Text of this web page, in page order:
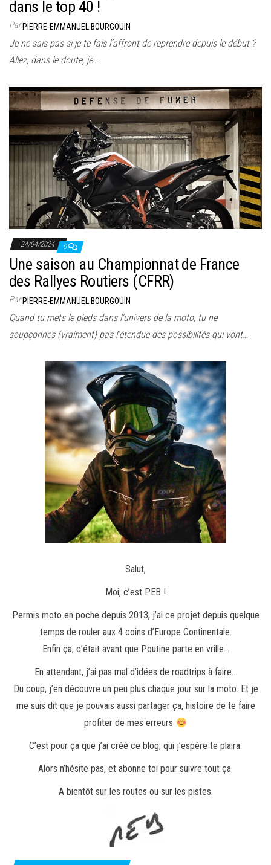
dans le top 40 !
ParPIERRE-EMMANUEL BOURGOUIN
Je ne sais pas si je te fais l’affront de reprendre depuis le début ?
Allez, dans le doute, je…
24/04/2024 0
Une saison au Championnat de France
des Rallyes Routiers (CFRR)
ParPIERRE-EMMANUEL BOURGOUIN
Quand tu mets le pieds dans l’univers de la moto, tu ne
soupçonnes (vraiment) pas l’étendue des possibilités qui vont…
Salut,
Moi, c’est PEB !
Permis moto en poche depuis 2013, j’ai ce projet depuis quelque
temps de rouler aux 4 coins d’Europe Continentale.
Enfin ça, c’était avant que Poutine parte en vrille…
En attendant, j’ai pas mal d’idées de roadtrips à faire…
Du coup, j’en découvre un peu plus chaque jour sur la moto. Et je
me suis dit que je pouvais aussi partager ça, histoire de te faire
profiter de mes erreurs
C’est pour ça que j’ai créé ce blog, qui j’espère te plaira.
Alors n’hésite pas, et abonne toi pour suivre tout ça.
A bientôt sur les routes ou sur les pistes.